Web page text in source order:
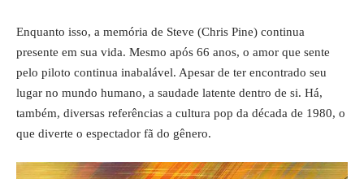
Enquanto isso, a memória de Steve (Chris Pine) continua
presente em sua vida. Mesmo após 66 anos, o amor que sente
pelo piloto continua inabalável. Apesar de ter encontrado seu
lugar no mundo humano, a saudade latente dentro de si. Há,
também, diversas referências a cultura pop da década de 1980, o
que diverte o espectador fã do gênero.